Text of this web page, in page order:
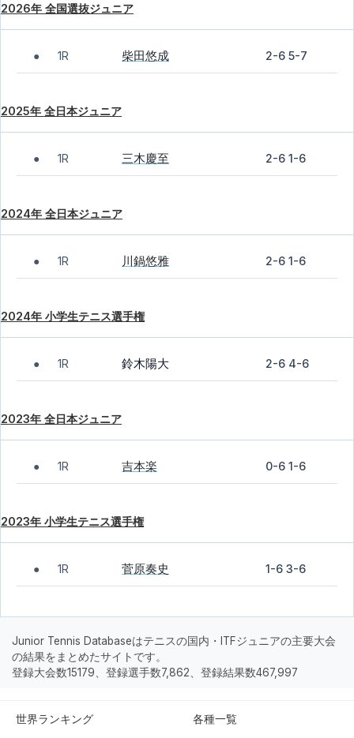
2026年 全国選抜ジュニア
● 1R 柴田悠成 2-6 5-7
2025年 全日本ジュニア
● 1R 三木慶至 2-6 1-6
2024年 全日本ジュニア
● 1R 川鍋悠雅 2-6 1-6
2024年 小学生テニス選手権
● 1R 鈴木陽大 2-6 4-6
2023年 全日本ジュニア
● 1R 吉本楽 0-6 1-6
2023年 小学生テニス選手権
● 1R 菅原奏史 1-6 3-6
Junior Tennis Databaseはテニスの国内・ITFジュニアの主要大会
の結果をまとめたサイトです。
登録大会数15179、登録選手数7,862、登録結果数467,997
世界ランキング 各種一覧